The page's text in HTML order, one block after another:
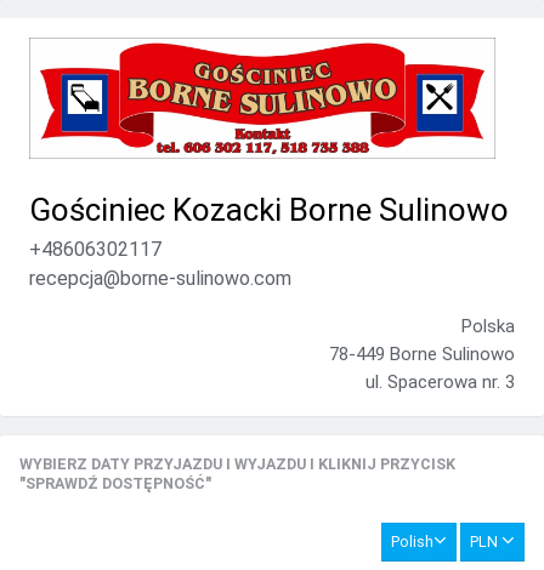
Gościniec Kozacki Borne Sulinowo
+48606302117
recepcja@borne-sulinowo.com
Polska
78-449 Borne Sulinowo
ul. Spacerowa nr. 3
WYBIERZ DATY PRZYJAZDU I WYJAZDU I KLIKNIJ PRZYCISK
"SPRAWDŹ DOSTĘPNOŚĆ"
Polish PLN